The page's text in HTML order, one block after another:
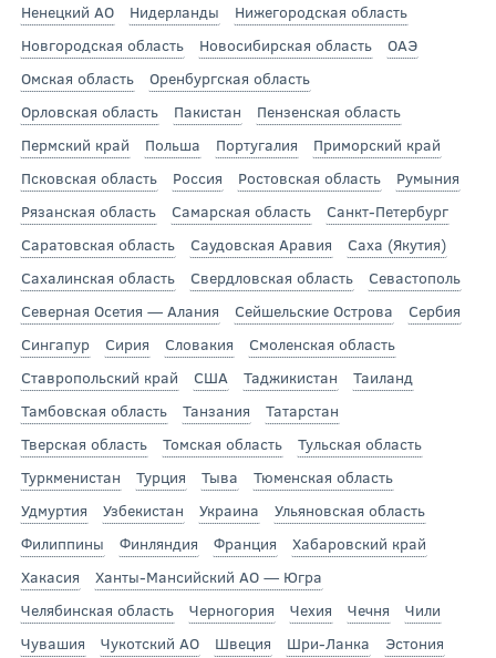
Ненецкий АО
Нидерланды
Нижегородская область
Новгородская область
Новосибирская область
ОАЭ
Омская область
Оренбургская область
Орловская область
Пакистан
Пензенская область
Пермский край
Польша Португалия
Приморский край
Псковская область
Россия Ростовская область
Румыния
Рязанская область
Самарская область
Санкт-Петербург
Саратовская область
Саудовская Аравия
Саха (Якутия)
Сахалинская область
Свердловская область
Севастополь
Северная Осетия — Алания
Сейшельские Острова
Сербия
Сингапур
Сирия Словакия
Смоленская область
Ставропольский край
США Таджикистан
Таиланд
Тамбовская область
Танзания
Татарстан
Тверская область
Томская область
Тульская область
Туркменистан
Турция Тыва
Тюменская область
Удмуртия
Узбекистан Украина
Ульяновская область
Филиппины
Финляндия Франция
Хабаровский край
Хакасия
Ханты-Мансийский АО — Югра
Челябинская область
Черногория Чехия Чечня
Чили
Чувашия
Чукотский АО Швеция Шри-Ланка
Эстония